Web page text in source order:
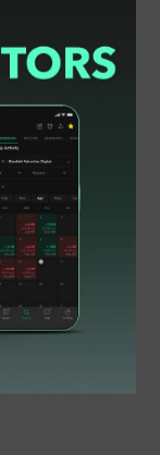
menjaga